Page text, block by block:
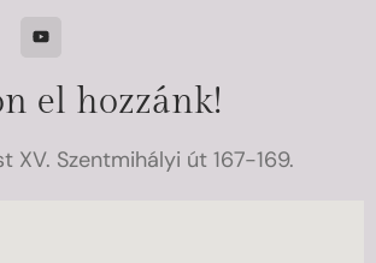
el hozzánk!
XV. Szentmihályi út 167-169.